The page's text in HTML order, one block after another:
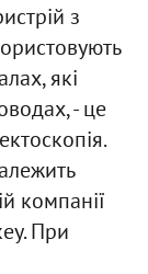
з
які
- це
компанії
При